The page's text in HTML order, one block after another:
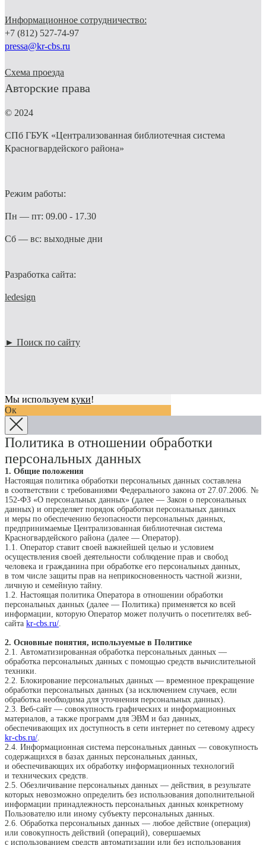
Информационное сотрудничество:
+7 (812) 527-74-97
pressa@kr-cbs.ru
Схема проезда
Авторские права
© 2024
СПб ГБУК «Централизованная библиотечная система
Красногвардейского района»
Режим работы:
Пн — пт: 09.00 - 17.30
Сб — вс: выходные дни
Разработка сайта:
ledesign
► Поиск по сайту
Мы используем куки!
Ок
Политика в отношении обработки
персональных данных
1. Общие положения
Настоящая политика обработки персональных данных составлена
в соответствии с требованиями Федерального закона от 27.07.2006. №
152-ФЗ «О персональных данных» (далее — Закон о персональных
данных) и определяет порядок обработки персональных данных
и меры по обеспечению безопасности персональных данных,
предпринимаемые Централизованная библиотечная система
Красногвардейского района (далее — Оператор).
1.1. Оператор ставит своей важнейшей целью и условием
осуществления своей деятельности соблюдение прав и свобод
человека и гражданина при обработке его персональных данных,
в том числе защиты прав на неприкосновенность частной жизни,
личную и семейную тайну.
1.2. Настоящая политика Оператора в отношении обработки
персональных данных (далее — Политика) применяется ко всей
информации, которую Оператор может получить о посетителях веб-
сайта kr-cbs.ru/.
2. Основные понятия, используемые в Политике
2.1. Автоматизированная обработка персональных данных —
обработка персональных данных с помощью средств вычислительной
техники.
2.2. Блокирование персональных данных — временное прекращение
обработки персональных данных (за исключением случаев, если
обработка необходима для уточнения персональных данных).
2.3. Веб-сайт — совокупность графических и информационных
материалов, а также программ для ЭВМ и баз данных,
обеспечивающих их доступность в сети интернет по сетевому адресу
kr-cbs.ru/.
2.4. Информационная система персональных данных — совокупность
содержащихся в базах данных персональных данных,
и обеспечивающих их обработку информационных технологий
и технических средств.
2.5. Обезличивание персональных данных — действия, в результате
которых невозможно определить без использования дополнительной
информации принадлежность персональных данных конкретному
Пользователю или иному субъекту персональных данных.
2.6. Обработка персональных данных — любое действие (операция)
или совокупность действий (операций), совершаемых
с использованием средств автоматизации или без использования